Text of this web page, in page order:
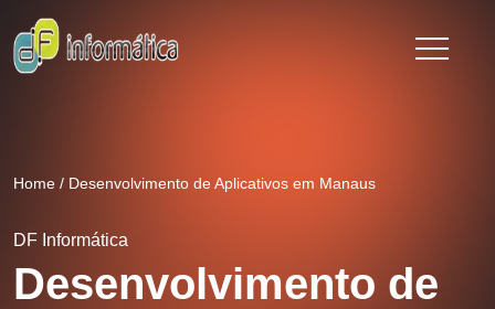
Home / Desenvolvimento de Aplicativos em Manaus
DF Informática
Desenvolvimento de